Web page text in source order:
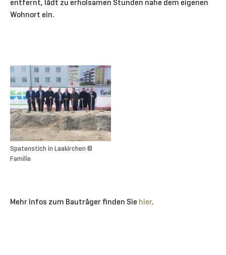
entfernt, lädt zu erholsamen Stunden nahe dem eigenen
Wohnort ein.
Spatenstich in Laakirchen ©
Familie
Mehr Infos zum Bauträger finden Sie hier.